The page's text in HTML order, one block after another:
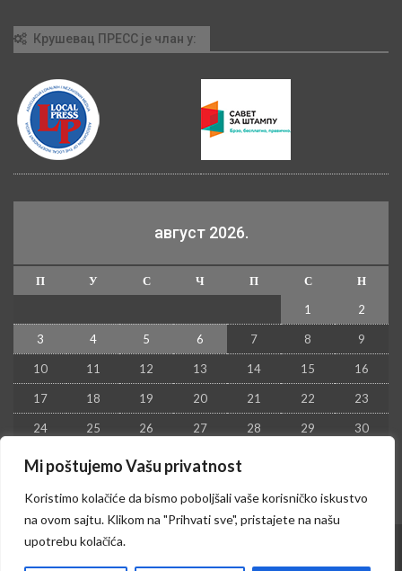
Mi poštujemo Vašu privatnost
Koristimo kolačiće da bismo poboljšali vaše korisničko iskustvo
na ovom sajtu. Klikom na "Prihvati sve", pristajete na našu
upotrebu kolačića.
Крушевац ПРЕСС је члан у:
август 2026.
П У С Ч П С
Н
1
2
3 4 5 6 7 8 9
10 11 12 13 14 15 16
17 18 19 20 21 22 23
24 25 26 27 28 29 30
31